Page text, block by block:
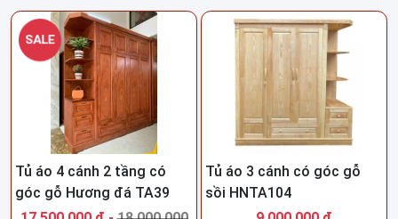
SALE
Tủ áo 4 cánh 2 tầng có
góc gỗ Hương đá TA39
Tủ áo 3 cánh có góc gỗ
sồi HNTA104